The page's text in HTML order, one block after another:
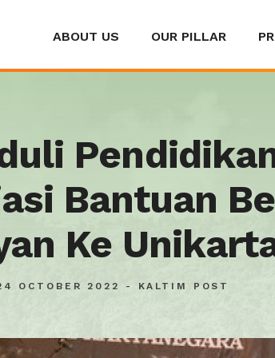
ABOUT US OUR PILLAR
Bantuan
Ke
OCTOBER 2022 - KALTIM POST